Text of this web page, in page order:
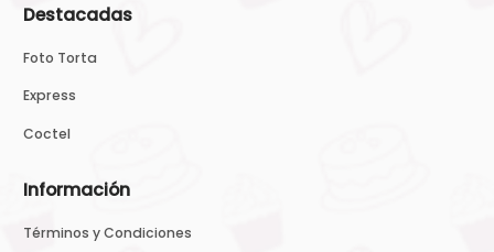
Destacadas
Foto Torta
Express
Coctel
Información
Términos y Condiciones